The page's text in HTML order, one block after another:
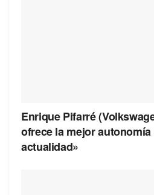
Enrique Pifarré
ofrece la mejor
actualidad»